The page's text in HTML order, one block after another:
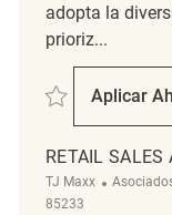
adopta la
prioriz...
Salvar Retail
Aplicar
RETAIL SALES
TJ Maxx Categoría
85233